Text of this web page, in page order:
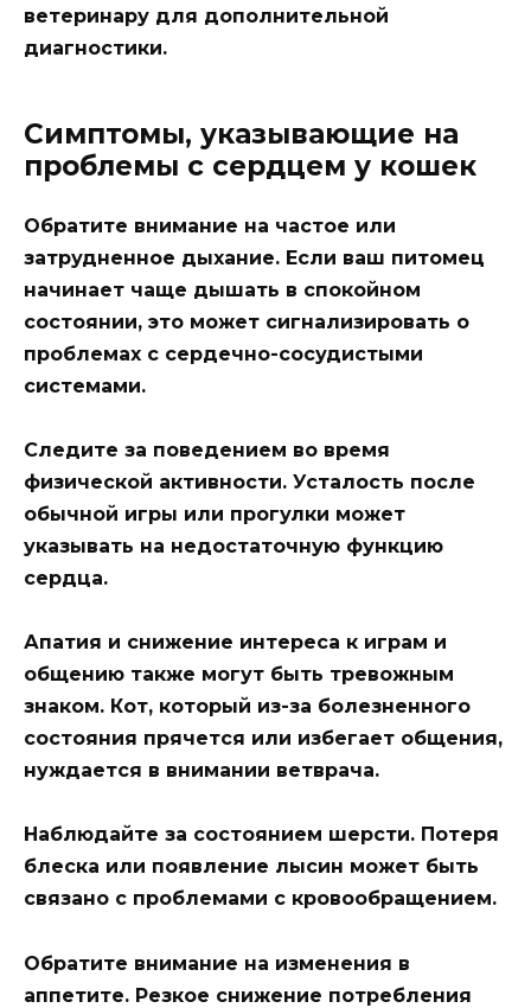
ветеринару для дополнительной
диагностики.
Симптомы, указывающие на
проблемы с сердцем у кошек
Обратите внимание на частое или
затрудненное дыхание. Если ваш питомец
начинает чаще дышать в спокойном
состоянии, это может сигнализировать о
проблемах с сердечно-сосудистыми
системами.
Следите за поведением во время
физической активности. Усталость после
обычной игры или прогулки может
указывать на недостаточную функцию
сердца.
Апатия и снижение интереса к играм и
общению также могут быть тревожным
знаком. Кот, который из-за болезненного
состояния прячется или избегает общения,
нуждается в внимании ветврача.
Наблюдайте за состоянием шерсти. Потеря
блеска или появление лысин может быть
связано с проблемами с кровообращением.
Обратите внимание на изменения в
аппетите. Резкое снижение потребления